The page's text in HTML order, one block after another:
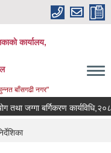
कार्यालय,
बाँसगढी नगर"
जग्गा बर्गिकरण कार्यविधि,२०८३